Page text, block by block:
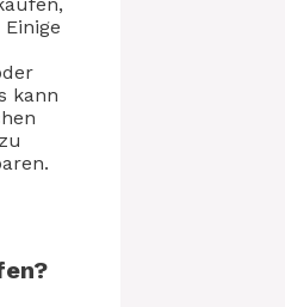
kann